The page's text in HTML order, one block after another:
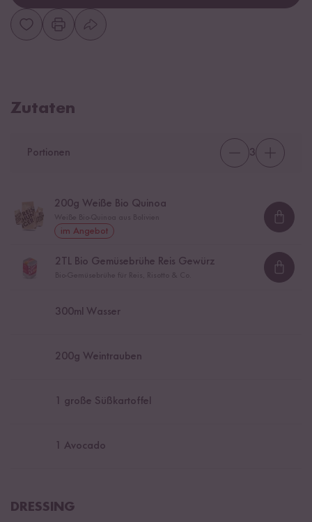
Zutaten
Portionen 3
200g Weiße Bio Quinoa
im Angebot
2 TL Bio Gemüsebrühe Reis Gewürz
300ml Wasser
200g Weintrauben
1 große Süßkartoffel
1 Avocado
DRESSING